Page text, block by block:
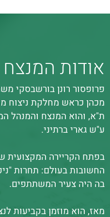
אודות המנצח
פרופסור רונן בורשבסקי
מכהן כראש מחלקת ניצוח
ת"א, והוא המנצח והמנהל
ע"ש גארי ברתיני.
בפתח הקריירה המקצועית
החשובות בעולם: תחרות
בה היה צעיר המשתתפים.
מאז, הוא מוזמן בקביעות